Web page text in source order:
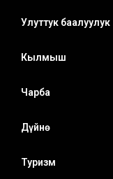
Улуттук баалуулук
Кылмыш
Чарба
Дүйнө
Туризм